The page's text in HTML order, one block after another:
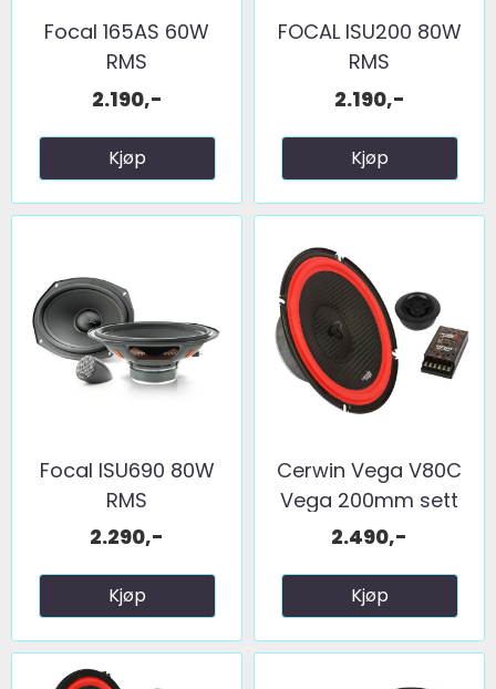
Focal 165AS 60W
RMS
2.190,-
Kjøp
FOCAL ISU200 80W
RMS
2.190,-
Kjøp
Focal ISU690 80W
RMS
2.290,-
Kjøp
Cerwin Vega V80C
Vega 200mm sett
2025 ...
2.490,-
Kjøp